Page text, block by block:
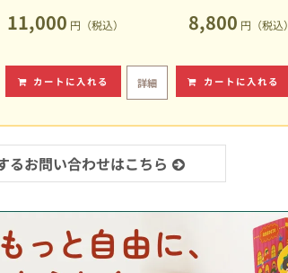
11,000 円（税込）
カートに入れる
8,800 円（税込）
詳細 カートに入れる
るお問い合わせはこちら